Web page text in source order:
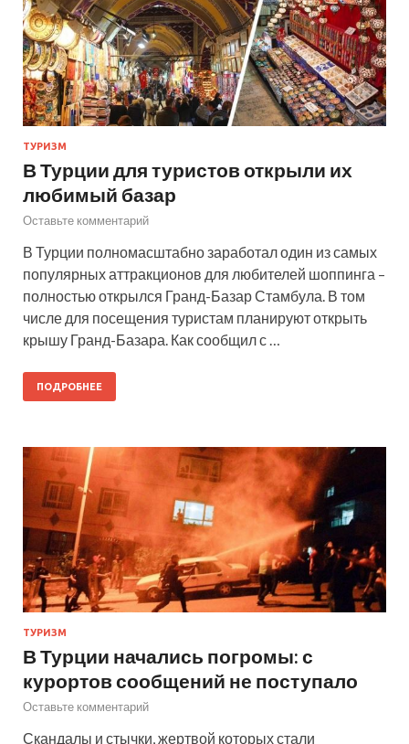
ТУРИЗМ
В Турции для туристов открыли их
любимый базар
Оставьте комментарий
В Турции полномасштабно заработал один из самых
популярных аттракционов для любителей шоппинга –
полностью открылся Гранд-Базар Стамбула. В том
числе для посещения туристам планируют открыть
крышу Гранд-Базара. Как сообщил с …
ПОДРОБНЕЕ
ТУРИЗМ
В Турции начались погромы: с
курортов сообщений не поступало
Оставьте комментарий
Скандалы и стычки, жертвой которых стали